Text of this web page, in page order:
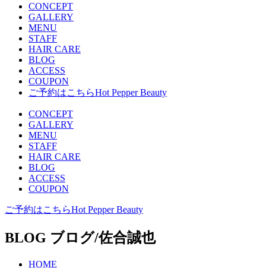
CONCEPT
GALLERY
MENU
STAFF
HAIR CARE
BLOG
ACCESS
COUPON
ご予約はこちらHot Pepper Beauty
CONCEPT
GALLERY
MENU
STAFF
HAIR CARE
BLOG
ACCESS
COUPON
ご予約はこちらHot Pepper Beauty
BLOG ブログ/佐合誠也
HOME